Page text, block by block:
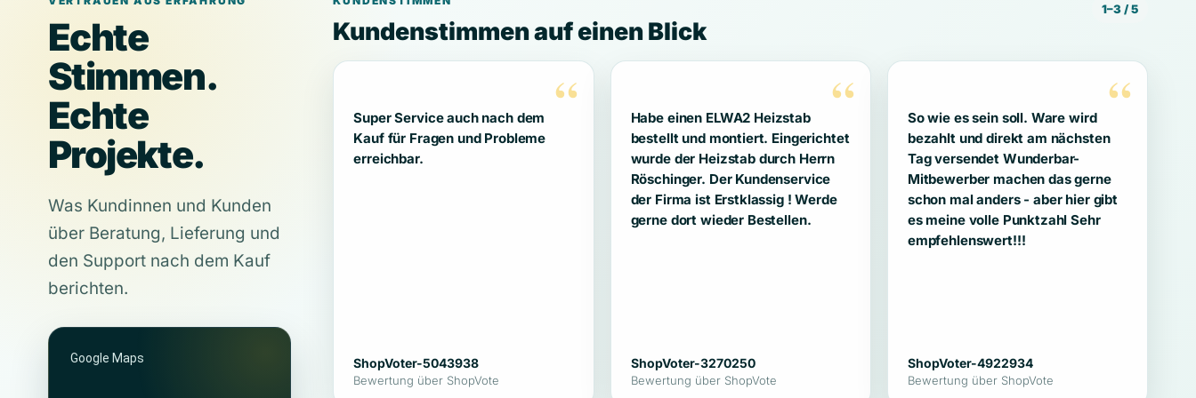
Echte
Stimmen.
Echte
Projekte.
Was Kundinnen und Kunden
über Beratung, Lieferung und
den Support nach dem Kauf
berichten.
Google Maps
Kundenstimmen auf einen Blick
1–3 / 5
“
Super Service auch nach dem
Kauf für Fragen und Probleme
erreichbar.
ShopVoter-5043938
Bewertung über ShopVote
“
Habe einen ELWA2 Heizstab
bestellt und montiert. Eingerichtet
wurde der Heizstab durch Herrn
Röschinger. Der Kundenservice
der Firma ist Erstklassig ! Werde
gerne dort wieder Bestellen.
ShopVoter-3270250
Bewertung über ShopVote
“
So wie es sein soll. Ware wird
bezahlt und direkt am nächsten
Tag versendet Wunderbar-
Mitbewerber machen das gerne
schon mal anders - aber hier gibt
es meine volle Punktzahl Sehr
empfehlenswert!!!
ShopVoter-4922934
Bewertung über ShopVote